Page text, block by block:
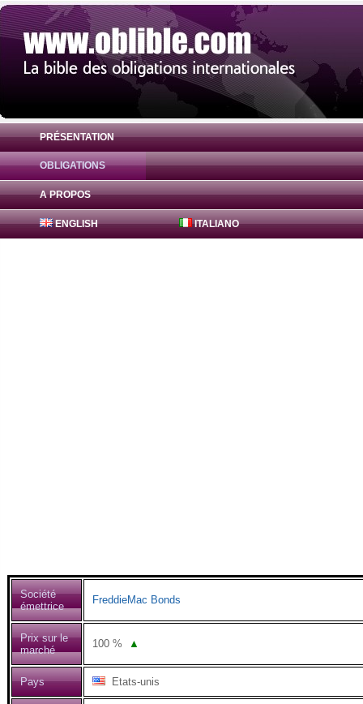
PRÉSENTATION
OBLIGATIONS
A PROPOS
ENGLISH ITALIANO
Obligation FreddieMac Bonds 1.625% (
Société
émettrice
FreddieMac Bonds
Prix sur le
marché
100 % ▲
Pays Etats-unis